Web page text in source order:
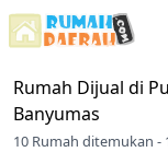
Rumah Dijual di
Banyumas
10 Rumah ditemukan -